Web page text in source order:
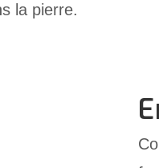
la pierre.